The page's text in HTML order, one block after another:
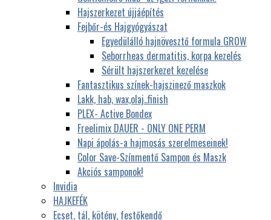
Hajszerkezet újjáépítés
Fejbőr-és Hajgyógyászat
Egyedülálló hajnövesztő formula GROW
Seborrheas dermatitis, korpa kezelés
Sérült hajszerkezet kezelése
Fantasztikus színek-hajszinező maszkok
Lakk, hab, wax,olaj..finish
PLEX- Active Bondex
Freelimix DAUER - ONLY ONE PERM
Napi ápolás-a hajmosás szerelmeseinek!
Color Save-Színmentő Sampon és Maszk
Akciós samponok!
Invidia
HAJKEFÉK
Ecset, tál, kötény, festőkendő